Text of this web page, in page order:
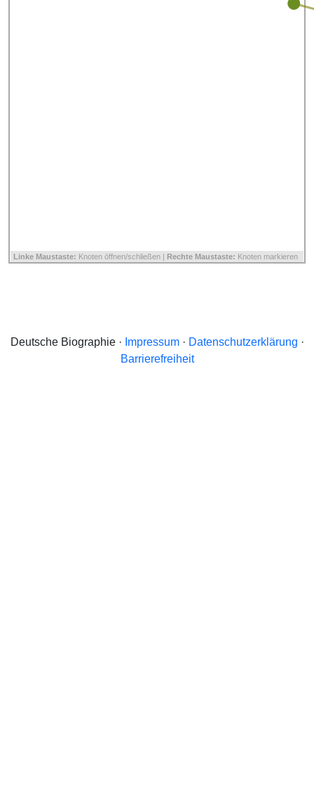
Linke Maustaste: Knoten öffnen/schließen | Rechte Maustaste: Knoten markieren
Deutsche Biographie · Impressum· Datenschutzerklärung ·
Barrierefreiheit